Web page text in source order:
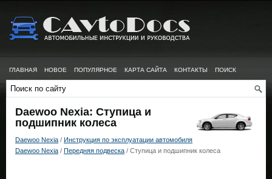
ГЛАВНАЯ НОВОЕ ПОПУЛЯРНОЕ КАРТА САЙТА КОНТАКТЫ ПОИСК
Daewoo Nexia: Ступица и
подшипник колеса
Daewoo Nexia / Инструкция по эксплуатации автомобиля
Daewoo Nexia / Передняя подвеска / Ступица и подшипник колеса